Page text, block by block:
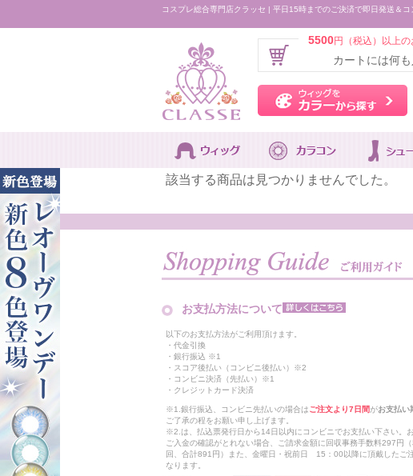
コスプレ総合専門店クラッセ | 平日15時までのご決済で即日発送＆コ
5500円（税込）以上
カートには何
該当する商品は見つかりませんでした。
お支払方法について
以下のお支払方法がご利用頂けます。
・代金引換
・銀行振込 ※1
・スコア後払い（コンビニ後払い）※2
・コンビニ決済（先払い）※1
・クレジットカード決済
※1.銀行振込、コンビニ先払いの場合はご注文より7日間がお支払い
ご了承の程をお願い申し上げます。
※2.は、払込票発行日から14日以内にコンビニでお支払い下さい。
ご入金の確認がとれない場合、ご請求金額に回収事務手数料297円
回、合計891円）また、金曜日・祝前日 15：00以降に頂戴したご
なります。